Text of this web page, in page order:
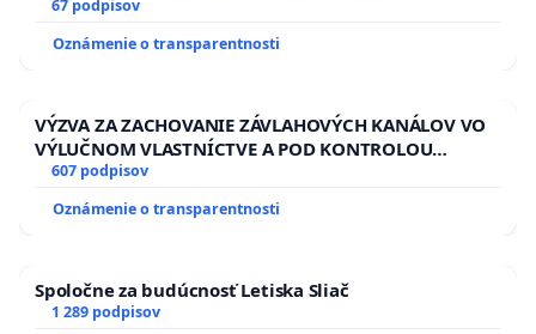
13.00 HOD., CEZ PRACOVNÝ TÝŽDEŇ CIEĽ 8.00 – 18.00
HOD. A PRAVIDELNÁ KONTROLA STAVBY C-AREA NA
ĎUMBIERSKEJ/MAGU
67 podpisov
Oznámenie o transparentnosti
VÝZVA ZA ZACHOVANIE ZÁVLAHOVÝCH KANÁLOV VO
VÝLUČNOM VLASTNÍCTVE A POD KONTROLOU
SLOVENSKEJ REPUBLIKY & žiadosť na riešenie
zanedbaného stavu závlahových a odvodňovacích
kanálov na Slovensku
607 podpisov
Oznámenie o transparentnosti
Spoločne za budúcnosť Letiska Sliač
1 289 podpisov